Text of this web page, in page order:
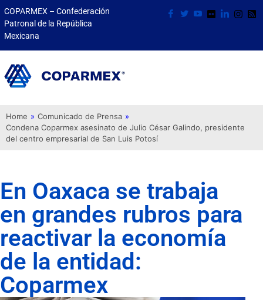
COPARMEX – Confederación
Patronal de la República
Mexicana
Home » Comunicado de Prensa »
Condena Coparmex asesinato de Julio César Galindo, presidente
del centro empresarial de San Luis Potosí
En Oaxaca se trabaja
en grandes rubros para
reactivar la economía
de la entidad:
Coparmex